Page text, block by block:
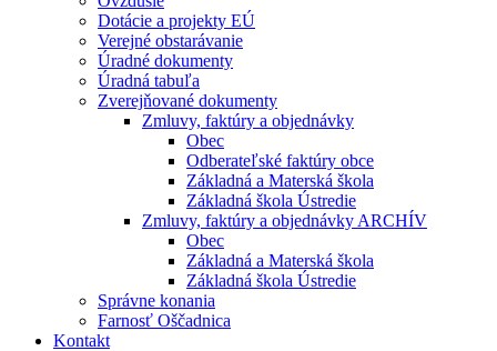
Dotácie a projekty EÚ
Verejné obstarávanie
Úradné dokumenty
Úradná tabuľa
Zverejňované dokumenty
Zmluvy, faktúry a objednávky
Obec
Odberateľské faktúry obce
Základná a Materská škola
Základná škola Ústredie
Zmluvy, faktúry a objednávky ARCHÍV
Obec
Základná a Materská škola
Základná škola Ústredie
Správne konania
Farnosť Oščadnica
Kontakt